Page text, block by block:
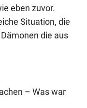
eben zuvor.
Situation, die
die aus
– Was war